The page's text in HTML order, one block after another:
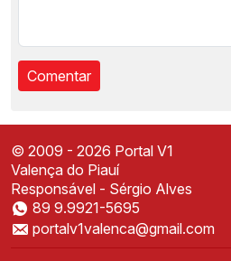
Instale o Portal V1
Acesse mais rápido direto da
© 2009 - 2026 Portal V1
Valença do Piauí
Responsável - Sérgio Alves
89 9.9921-5695
portalv1valenca@gmail.com